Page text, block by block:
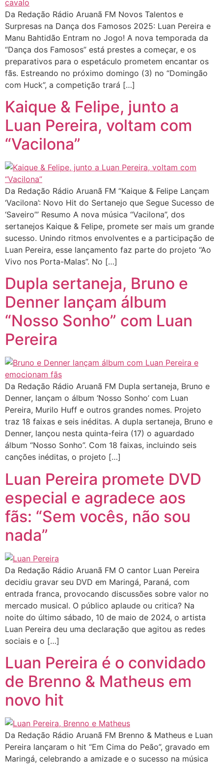
Da Redação Rádio Aruanã FM Novos Talentos e
Surpresas na Dança dos Famosos 2025: Luan Pereira e
Manu Bahtidão Entram no Jogo! A nova temporada da
“Dança dos Famosos” está prestes a começar, e os
preparativos para o espetáculo prometem encantar os
fãs. Estreando no próximo domingo (3) no “Domingão
com Huck”, a competição trará […]
Kaique & Felipe, junto a
Luan Pereira, voltam com
“Vacilona”
Da Redação Rádio Aruanã FM “Kaique & Felipe Lançam
‘Vacilona’: Novo Hit do Sertanejo que Segue Sucesso de
‘Saveiro’” Resumo A nova música “Vacilona”, dos
sertanejos Kaique & Felipe, promete ser mais um grande
sucesso. Unindo ritmos envolventes e a participação de
Luan Pereira, esse lançamento faz parte do projeto “Ao
Vivo nos Porta-Malas”. No […]
Dupla sertaneja, Bruno e
Denner lançam álbum
“Nosso Sonho” com Luan
Pereira
Da Redação Rádio Aruanã FM Dupla sertaneja, Bruno e
Denner, lançam o álbum ‘Nosso Sonho’ com Luan
Pereira, Murilo Huff e outros grandes nomes. Projeto
traz 18 faixas e seis inéditas. A dupla sertaneja, Bruno e
Denner, lançou nesta quinta-feira (17) o aguardado
álbum “Nosso Sonho”. Com 18 faixas, incluindo seis
canções inéditas, o projeto […]
Luan Pereira promete DVD
especial e agradece aos
fãs: “Sem vocês, não sou
nada”
Da Redação Rádio Aruanã FM O cantor Luan Pereira
decidiu gravar seu DVD em Maringá, Paraná, com
entrada franca, provocando discussões sobre valor no
mercado musical. O público aplaude ou critica? Na
noite do último sábado, 10 de maio de 2024, o artista
Luan Pereira deu uma declaração que agitou as redes
sociais e o […]
Luan Pereira é o convidado
de Brenno & Matheus em
novo hit
Da Redação Rádio Aruanã FM Brenno & Matheus e Luan
Pereira lançaram o hit “Em Cima do Peão”, gravado em
Maringá, celebrando a amizade e o sucesso na música